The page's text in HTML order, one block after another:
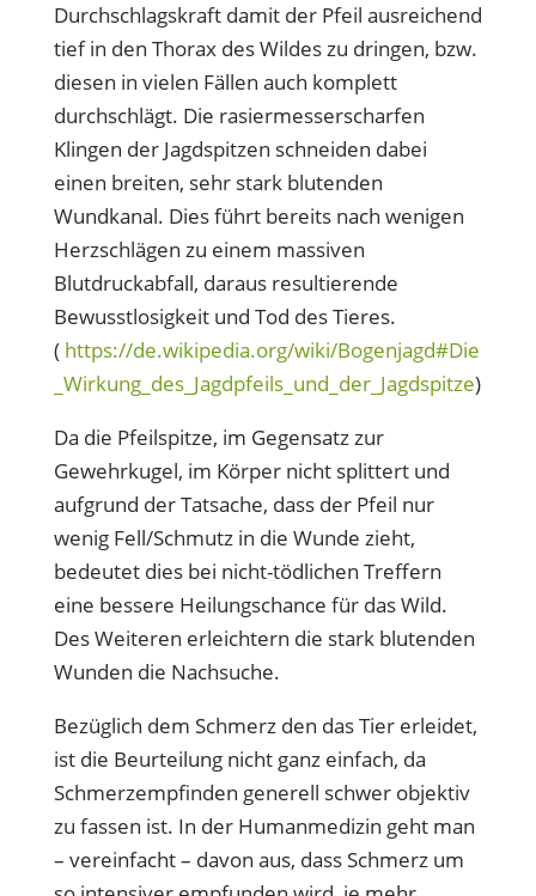
Durchschlagskraft damit der Pfeil ausreichend
tief in den Thorax des Wildes zu dringen, bzw.
diesen in vielen Fällen auch komplett
durchschlägt. Die rasiermesserscharfen
Klingen der Jagdspitzen schneiden dabei
einen breiten, sehr stark blutenden
Wundkanal. Dies führt bereits nach wenigen
Herzschlägen zu einem massiven
Blutdruckabfall, daraus resultierende
Bewusstlosigkeit und Tod des Tieres.
( https://de.wikipedia.org/wiki/Bogenjagd#Die
_Wirkung_des_Jagdpfeils_und_der_Jagdspitze)
Da die Pfeilspitze, im Gegensatz zur
Gewehrkugel, im Körper nicht splittert und
aufgrund der Tatsache, dass der Pfeil nur
wenig Fell/Schmutz in die Wunde zieht,
bedeutet dies bei nicht-tödlichen Treffern
eine bessere Heilungschance für das Wild.
Des Weiteren erleichtern die stark blutenden
Wunden die Nachsuche.
Bezüglich dem Schmerz den das Tier erleidet,
ist die Beurteilung nicht ganz einfach, da
Schmerzempfinden generell schwer objektiv
zu fassen ist. In der Humanmedizin geht man
– vereinfacht – davon aus, dass Schmerz um